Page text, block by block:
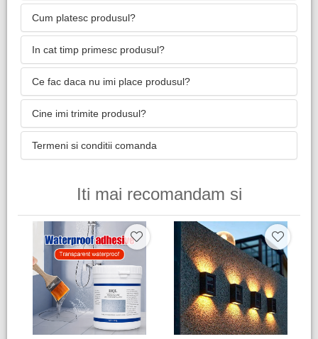
Cum platesc produsul?
In cat timp primesc produsul?
Ce fac daca nu imi place produsul?
Cine imi trimite produsul?
Termeni si conditii comanda
Iti mai recomandam si